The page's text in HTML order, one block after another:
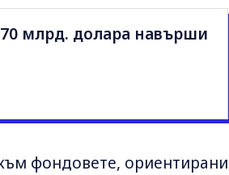
млрд. долара навърши
фондовете, ориентирани